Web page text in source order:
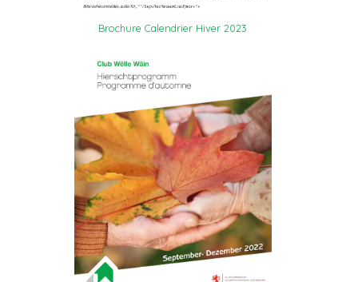
Brochure Calendrier Hiver 2023